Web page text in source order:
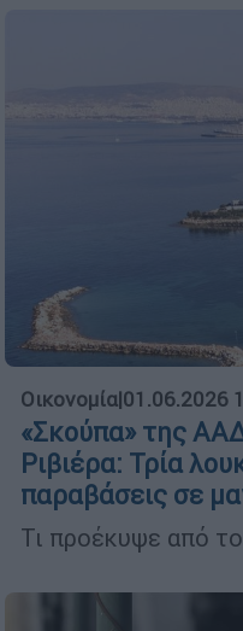
Οικονομία|01.06.2026
«Σκούπα» της
Ριβιέρα: Τρία
παραβάσεις σε
Τι προέκυψε από